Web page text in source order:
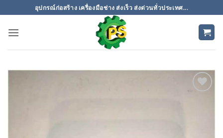
ไป
อุปกรณ์ก่อสร้าง เครื่องมือช่าง ส่งเร็ว ส่งด่วนทั่วประเทศ...